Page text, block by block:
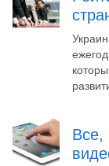
Все,